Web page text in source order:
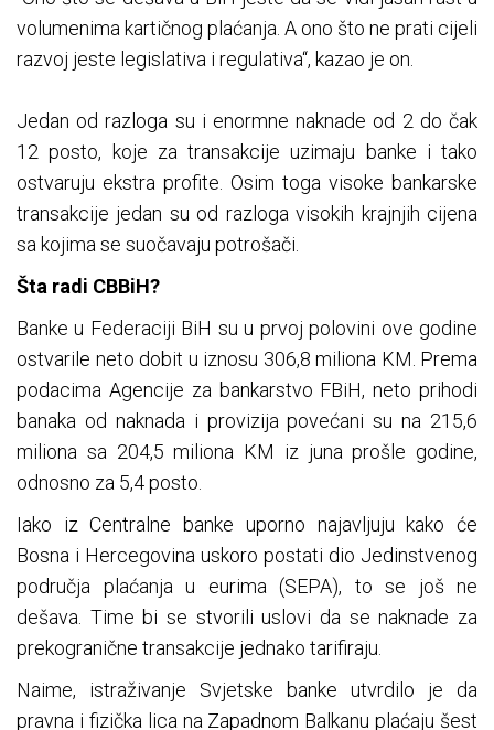
volumenima kartičnog plaćanja. A ono što ne prati cijeli
razvoj jeste legislativa i regulativa“, kazao je on.
Jedan od razloga su i enormne naknade od 2 do čak
12 posto, koje za transakcije uzimaju banke i tako
ostvaruju ekstra profite. Osim toga visoke bankarske
transakcije jedan su od razloga visokih krajnjih cijena
sa kojima se suočavaju potrošači.
Šta radi CBBiH?
Banke u Federaciji BiH su u prvoj polovini ove godine
ostvarile neto dobit u iznosu 306,8 miliona KM. Prema
podacima Agencije za bankarstvo FBiH, neto prihodi
banaka od naknada i provizija povećani su na 215,6
miliona sa 204,5 miliona KM iz juna prošle godine,
odnosno za 5,4 posto.
Iako iz Centralne banke uporno najavljuju kako će
Bosna i Hercegovina uskoro postati dio Jedinstvenog
područja plaćanja u eurima (SEPA), to se još ne
dešava. Time bi se stvorili uslovi da se naknade za
prekogranične transakcije jednako tarifiraju.
Naime, istraživanje Svjetske banke utvrdilo je da
pravna i fizička lica na Zapadnom Balkanu plaćaju šest